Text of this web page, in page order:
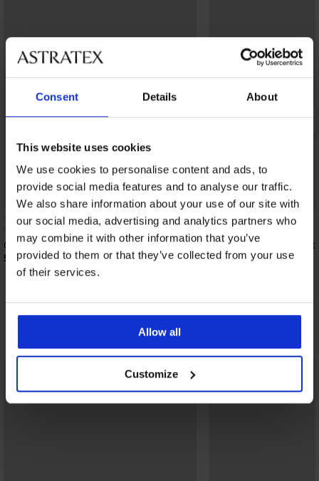
Consent Details About
This website uses cookies
We use cookies to personalise content and ads, to
provide social media features and to analyse our traffic.
We also share information about your use of our site with
our social media, advertising and analytics partners who
may combine it with other information that you’ve
provided to them or that they’ve collected from your use
of their services.
Allow all
Customize
Bestseller
4,9
Сутиен Push Perfect Bardot подплатен
53,99 €(105,60 лв.)
Bestseller
Сутиен Spacer
40,99 €(80,17 лв.)
Открийте подобни артикули